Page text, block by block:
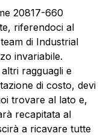
grigia
20817-660
riferendoci al
di Industrial
invariabile.
ragguagli e
di costo, devi
trovare al lato e,
recapitata al
a ricavare tutte